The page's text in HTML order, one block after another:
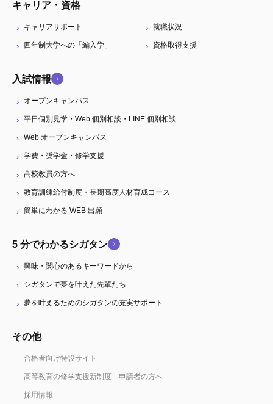
キャリア・資格
キャリアサポート 就職状況
四年制大学への「編入学」 資格取得支援
入試情報
オープンキャンパス
平日個別見学・Web 個別相談・LINE 個別相談
Web オープンキャンパス
学費・奨学金・修学支援
高校教員の方へ
教育訓練給付制度・長期高度人材育成コース
簡単にわかる WEB 出願
5 分でわかるシガタン
興味・関心のあるキーワードから
シガタンで夢を叶えた先輩たち
夢を叶えるためのシガタンの充実サポート
その他
合格者向け特設サイト
高等教育の修学支援新制度 申請者の方へ
採用情報